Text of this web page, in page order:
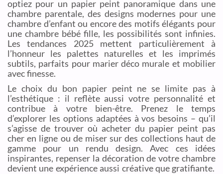
optiez pour un papier peint panoramique dans une
chambre parentale, des designs modernes pour une
chambre d’enfant ou encore des motifs élégants pour
une chambre bébé fille, les possibilités sont infinies.
Les tendances 2025 mettent particulièrement à
l’honneur les palettes naturelles et les imprimés
subtils, parfaits pour marier déco murale et mobilier
avec finesse.
Le choix du bon papier peint ne se limite pas à
l’esthétique : il reflète aussi votre personnalité et
contribue à votre bien-être. Prenez le temps
d’explorer les options adaptées à vos besoins – qu’il
s’agisse de trouver où acheter du papier peint pas
cher en ligne ou de miser sur des collections haut de
gamme pour un rendu design. Avec ces idées
inspirantes, repenser la décoration de votre chambre
devient une expérience aussi créative que gratifiante.